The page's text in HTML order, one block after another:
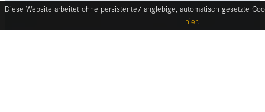
Diese Website arbeitet ohne persistente/langlebige, automatisch gesetzte
hier.